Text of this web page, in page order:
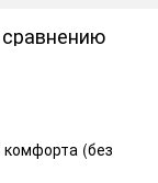
(без